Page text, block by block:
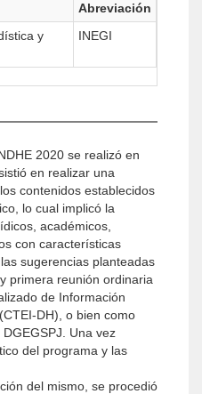
Abreviación
y
INEGI
2020 se realizó en
en realizar una
contenidos establecidos
lo cual implicó la
académicos,
con características
sugerencias planteadas
primera reunión ordinaria
de Información
DH), o bien como
Una vez
del programa y las
del mismo, se procedió